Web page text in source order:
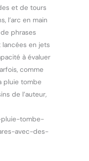
et de tours
l’arc en main
phrases
en jets
à évaluer
comme
pluie tombe
de l’auteur,
pluie-tombe-
avec-des-